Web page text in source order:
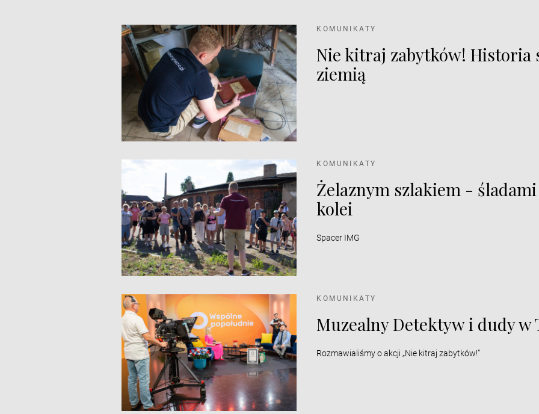
KOMUNIKATY
Nie kitraj zabytków! Historia
ziemią
KOMUNIKATY
Żelaznym szlakiem -
kolei
Spacer IMG
KOMUNIKATY
Muzealny Detektyw i dudy w
Rozmawialiśmy o akcji „Nie kitraj zabytków!”